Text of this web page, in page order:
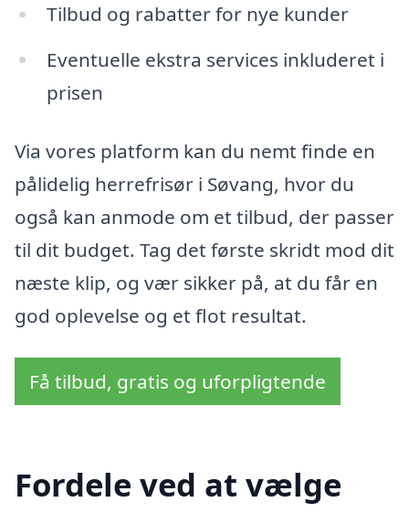
Tilbud og rabatter for nye kunder
Eventuelle ekstra services inkluderet i
prisen
Via vores platform kan du nemt finde en
pålidelig herrefrisør i Søvang, hvor du
også kan anmode om et tilbud, der passer
til dit budget. Tag det første skridt mod dit
næste klip, og vær sikker på, at du får en
god oplevelse og et flot resultat.
Få tilbud, gratis og uforpligtende
Fordele ved at vælge